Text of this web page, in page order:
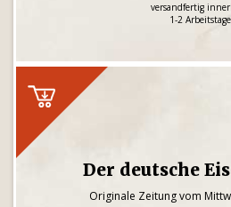
versandfertig
1-2 Arbeitstage
Der deutsche
Originale Zeitung vom